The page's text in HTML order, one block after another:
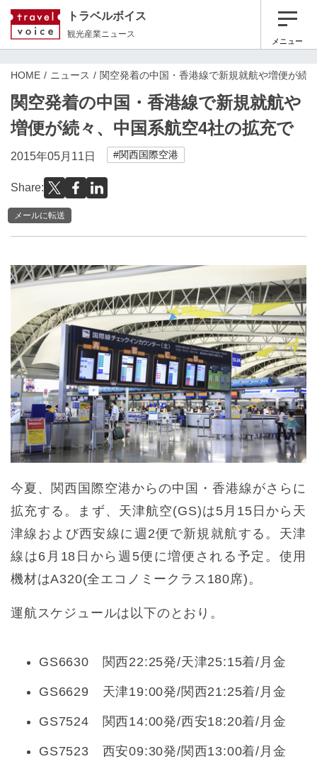
トラベルボイス
観光産業ニュース
メニュー
HOME ニュース 関空発着の中国・香港線で新規就航や増便が続
関空発着の中国・香港線で新規就航や
増便が続々、中国系航空4社の拡充で
2015年05月11日 #関西国際空港
Share:
メールに転送
今夏、関西国際空港からの中国・香港線がさらに
拡充する。まず、天津航空(GS)は5月15日から天
津線および西安線に週2便で新規就航する。天津
線は6月18日から週5便に増便される予定。使用
機材はA320(全エコノミークラス180席)。
運航スケジュールは以下のとおり。
GS6630 関西22:25発/天津25:15着/月金
GS6629 天津19:00発/関西21:25着/月金
GS7524 関西14:00発/西安18:20着/月金
GS7523 西安09:30発/関西13:00着/月金